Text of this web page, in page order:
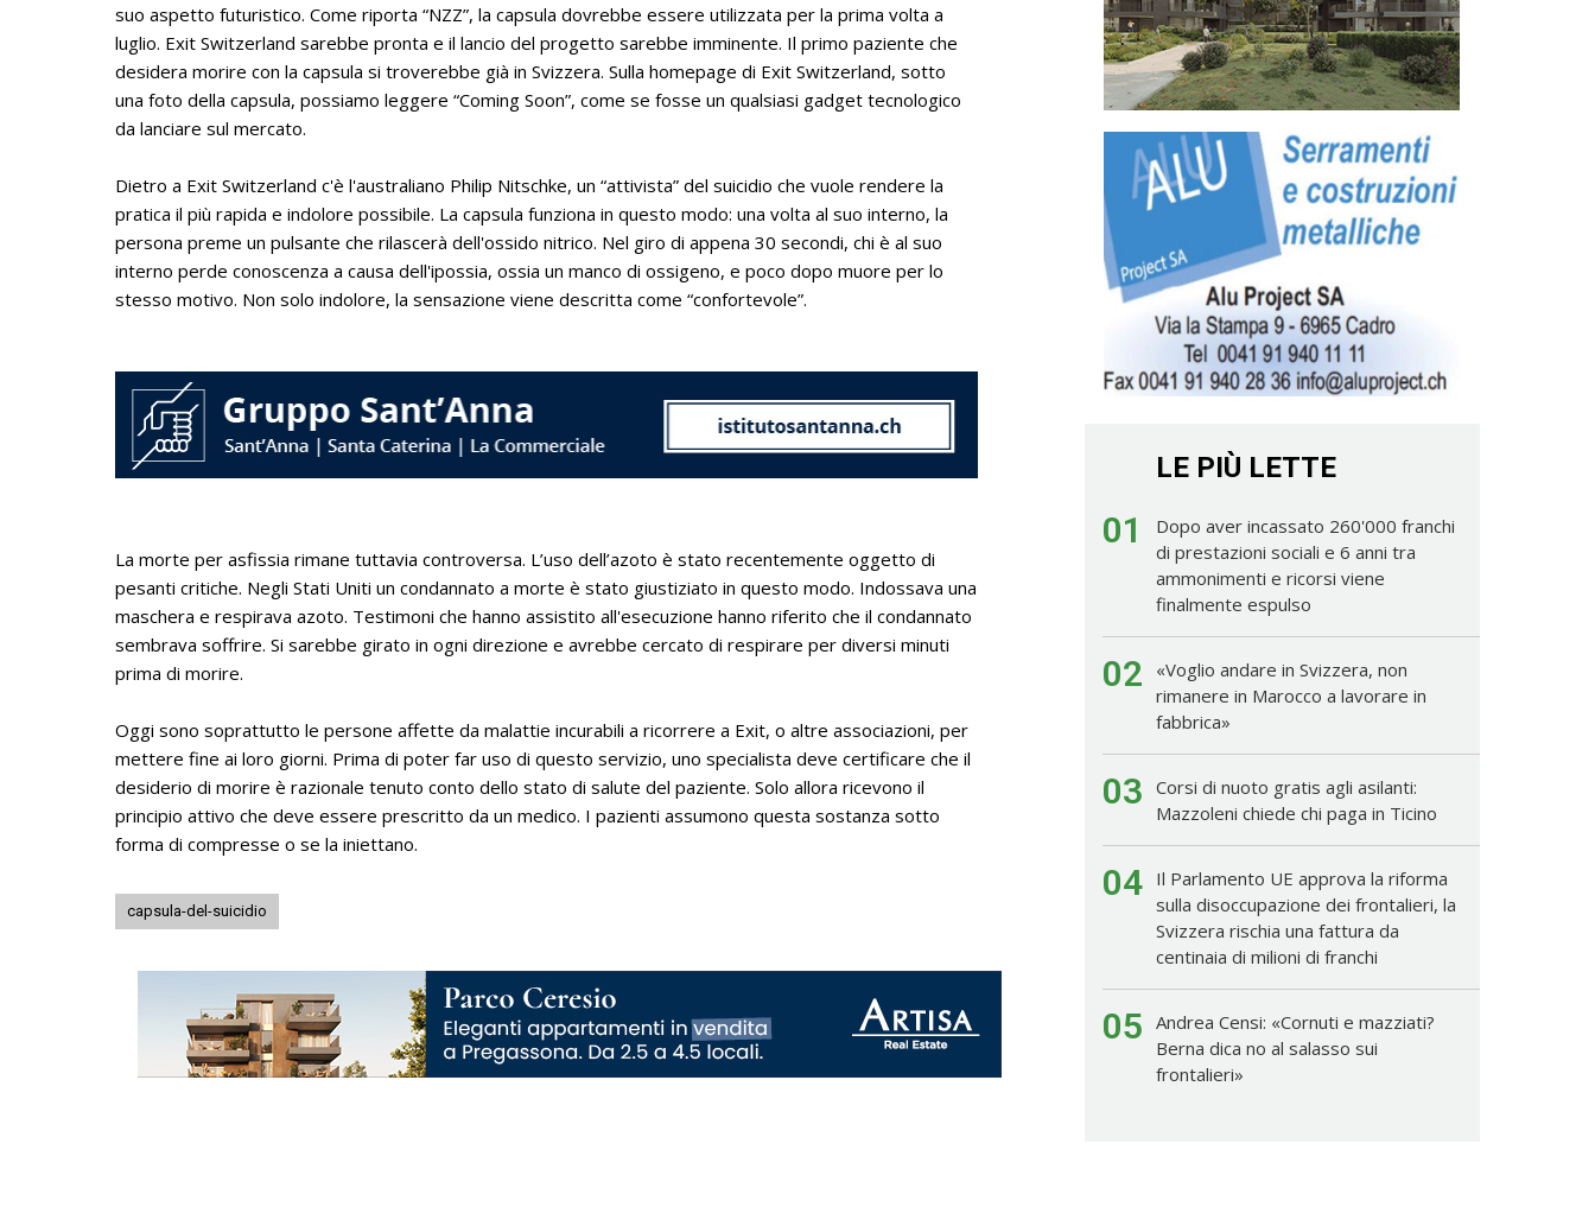
suo aspetto futuristico. Come riporta “NZZ”, la capsula dovrebbe essere utilizzata per la prima volta a
luglio. Exit Switzerland sarebbe pronta e il lancio del progetto sarebbe imminente. Il primo paziente che
desidera morire con la capsula si troverebbe già in Svizzera. Sulla homepage di Exit Switzerland, sotto
una foto della capsula, possiamo leggere “Coming Soon”, come se fosse un qualsiasi gadget tecnologico
da lanciare sul mercato.
Dietro a Exit Switzerland c'è l'australiano Philip Nitschke, un “attivista” del suicidio che vuole rendere la
pratica il più rapida e indolore possibile. La capsula funziona in questo modo: una volta al suo interno, la
persona preme un pulsante che rilascerà dell'ossido nitrico. Nel giro di appena 30 secondi, chi è al suo
interno perde conoscenza a causa dell'ipossia, ossia un manco di ossigeno, e poco dopo muore per lo
stesso motivo. Non solo indolore, la sensazione viene descritta come “confortevole”.
La morte per asfissia rimane tuttavia controversa. L’uso dell’azoto è stato recentemente oggetto di
pesanti critiche. Negli Stati Uniti un condannato a morte è stato giustiziato in questo modo. Indossava una
maschera e respirava azoto. Testimoni che hanno assistito all'esecuzione hanno riferito che il condannato
sembrava soffrire. Si sarebbe girato in ogni direzione e avrebbe cercato di respirare per diversi minuti
prima di morire.
Oggi sono soprattutto le persone affette da malattie incurabili a ricorrere a Exit, o altre associazioni, per
mettere fine ai loro giorni. Prima di poter far uso di questo servizio, uno specialista deve certificare che il
desiderio di morire è razionale tenuto conto dello stato di salute del paziente. Solo allora ricevono il
principio attivo che deve essere prescritto da un medico. I pazienti assumono questa sostanza sotto
forma di compresse o se la iniettano.
capsula-del-suicidio
LE PIÙ LETTE
01
Dopo aver incassato 260'000 franchi
di prestazioni sociali e 6 anni tra
ammonimenti e ricorsi viene
finalmente espulso
02
«Voglio andare in Svizzera, non
rimanere in Marocco a lavorare in
fabbrica»
03 Corsi di nuoto gratis agli asilanti:
Mazzoleni chiede chi paga in Ticino
04
Il Parlamento UE approva la riforma
sulla disoccupazione dei frontalieri, la
Svizzera rischia una fattura da
centinaia di milioni di franchi
05 Andrea Censi: «Cornuti e mazziati?
Berna dica no al salasso sui
frontalieri»